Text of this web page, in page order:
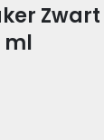
Zwart
ml